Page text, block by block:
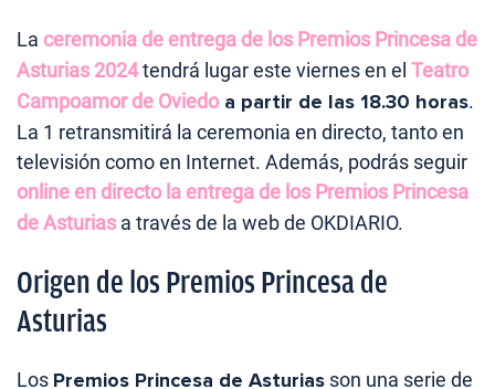
La ceremonia de entrega de los Premios Princesa de
Asturias 2024tendrá lugar este viernes en el Teatro
Campoamor de Oviedo a partir de las 18.30 horas.
La 1 retransmitirá la ceremonia en directo, tanto en
televisión como en Internet. Además, podrás seguir
online en directo la entrega de los Premios Princesa
de Asturias a través de la web de OKDIARIO.
Origen de los Premios Princesa de
Asturias
Los Premios Princesa de Asturias son una serie de